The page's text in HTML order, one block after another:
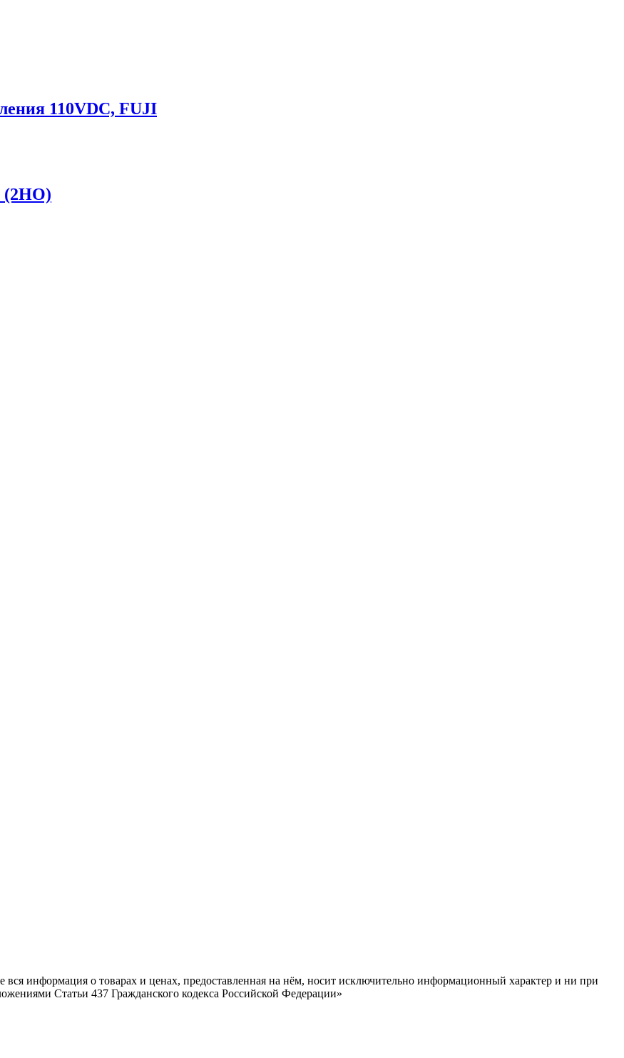
110VDC, FUJI
(2НО)
информация о товарах и ценах, предоставленная на нём, носит исключительно информационный характер и ни при
Статьи 437 Гражданского кодекса Российской Федерации»